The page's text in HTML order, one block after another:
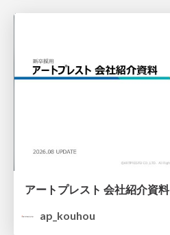
アートプレスト 会社紹介資料
ap_kouhou